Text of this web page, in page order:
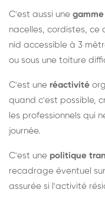
C'est aussi une
nacelles, cordistes, ce
nid accessible à 3
ou sous une toiture
C'est une réactivité
quand c'est possible,
les professionnels qui
journée.
C'est une politique
recadrage éventuel
assurée si l'activité